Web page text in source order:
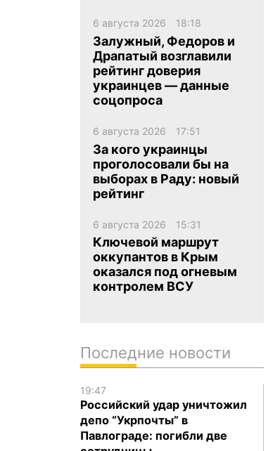
en
6 августа 2026 18:18
Залужный, Федоров и
Драпатый возглавили
рейтинг доверия
украинцев — данные
соцопроса
6 августа 2026 17:51
За кого украинцы
проголосовали бы на
выборах в Раду: новый
рейтинг
6 августа 2026 15:31
Ключевой маршрут
оккупантов в Крым
оказался под огневым
контролем ВСУ
Последние новости
19:47
Российский удар уничтожил
депо “Укрпочты” в
Павлограде: погибли две